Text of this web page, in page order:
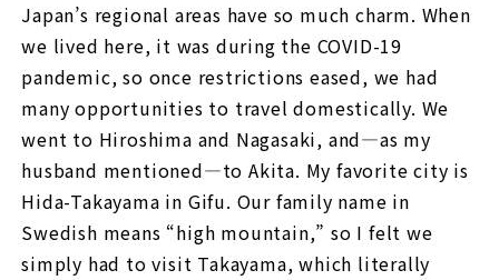
Japan’s regional areas have so much charm. When
we lived here, it was during the COVID-19
pandemic, so once restrictions eased, we had
many opportunities to travel domestically. We
went to Hiroshima and Nagasaki, and—as my
husband mentioned—to Akita. My favorite city is
Hida-Takayama in Gifu. Our family name in
Swedish means “high mountain,” so I felt we
simply had to visit Takayama, which literally